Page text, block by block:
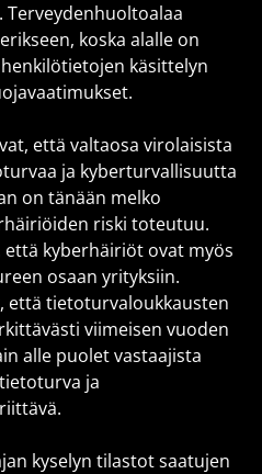
koska alalle on
käsittelyn
että valtaosa virolaisista
ja kyberturvallisuutta
on tänään melko
riski toteutuu.
että kyberhäiriöt ovat myös
osaan yrityksiin.
että tietoturvaloukkausten
viimeisen vuoden
alle puolet vastaajista
ja
kyselyn tilastot saatujen